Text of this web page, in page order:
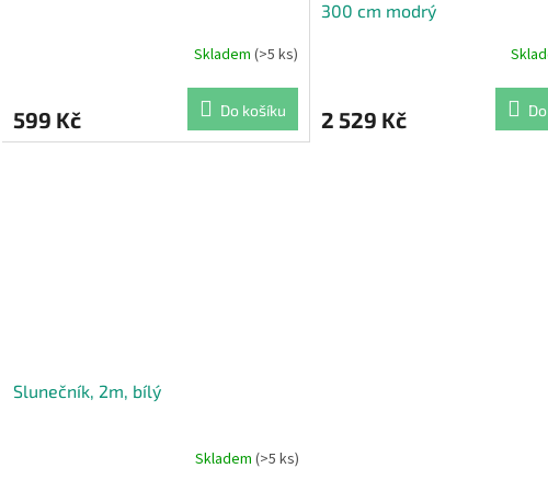
Skladem (>5 ks)
599 Kč Do košíku
300 cm modrý
2 529 Kč
Slunečník, 2m, bílý
Skladem (>5 ks)